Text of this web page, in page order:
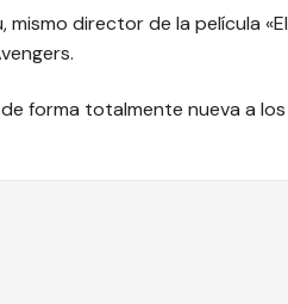
mismo director de la película «El
forma totalmente nueva a los